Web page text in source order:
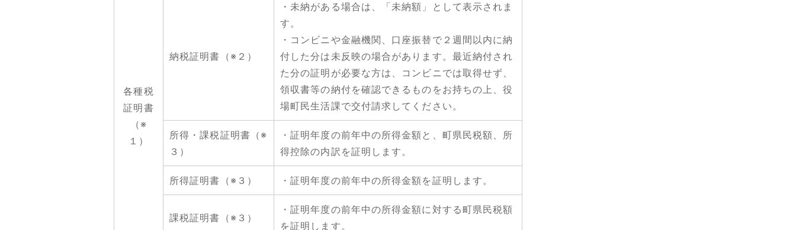
各種税
証明書
（※
１）
納税証明書（※２）
・未納がある場合は、「未納額」として表示されま
す。
・コンビニや金融機関、口座振替で２週間以内に納
付した分は未反映の場合があります。最近納付され
た分の証明が必要な方は、コンビニでは取得せず、
領収書等の納付を確認できるものをお持ちの上、役
場町民生活課で交付請求してください。
所得・課税証明書（※
３）
・証明年度の前年中の所得金額と、町県民税額、所
得控除の内訳を証明します。
所得証明書（※３） ・証明年度の前年中の所得金額を証明します。
課税証明書（※３）
・証明年度の前年中の所得金額に対する町県民税額
を証明します。